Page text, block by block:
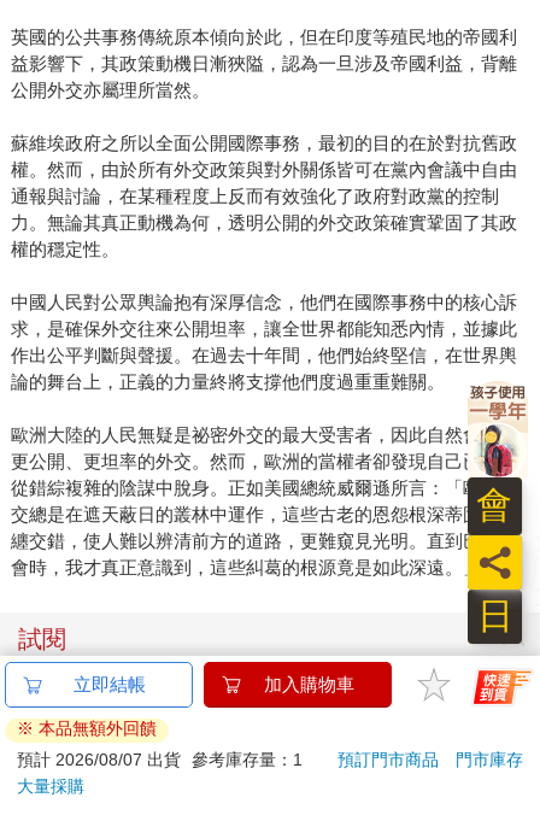
英國的公共事務傳統原本傾向於此，但在印度等殖民地的帝國利
益影響下，其政策動機日漸狹隘，認為一旦涉及帝國利益，背離
公開外交亦屬理所當然。
蘇維埃政府之所以全面公開國際事務，最初的目的在於對抗舊政
權。然而，由於所有外交政策與對外關係皆可在黨內會議中自由
通報與討論，在某種程度上反而有效強化了政府對政黨的控制
力。無論其真正動機為何，透明公開的外交政策確實鞏固了其政
權的穩定性。
中國人民對公眾輿論抱有深厚信念，他們在國際事務中的核心訴
求，是確保外交往來公開坦率，讓全世界都能知悉內情，並據此
作出公平判斷與聲援。在過去十年間，他們始終堅信，在世界輿
論的舞台上，正義的力量終將支撐他們度過重重難關。
歐洲大陸的人民無疑是祕密外交的最大受害者，因此自然會歡迎
更公開、更坦率的外交。然而，歐洲的當權者卻發現自己已難以
從錯綜複雜的陰謀中脫身。正如美國總統威爾遜所言：「歐洲外
交總是在遮天蔽日的叢林中運作，這些古老的恩怨根深蒂固、糾
纏交錯，使人難以辨清前方的道路，更難窺見光明。直到巴黎和
會時，我才真正意識到，這些糾葛的根源竟是如此深遠。」
試閱
《戰爭大幻象》
本書概要
當前歐洲軍備競賽（尤其英德之間）的根本動機是什麼？各國皆
立即結帳 加入購物車
※ 本品無額外回饋
預計 2026/08/07 出貨 參考庫存量：1 預訂門市商品
門市庫存
大量採購
日
員
會